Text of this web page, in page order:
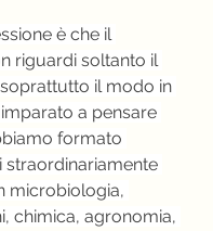
è che il
riguardi soltanto il
il modo in
a pensare
formato
straordinariamente
microbiologia,
chimica, agronomia,